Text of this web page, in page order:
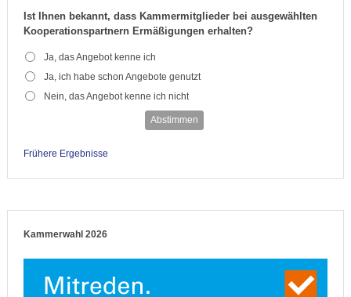
Ist Ihnen bekannt, dass Kammermitglieder bei ausgewählten
Kooperationspartnern Ermäßigungen erhalten?
Ja, das Angebot kenne ich
Ja, ich habe schon Angebote genutzt
Nein, das Angebot kenne ich nicht
Abstimmen
Frühere Ergebnisse
Kammerwahl 2026